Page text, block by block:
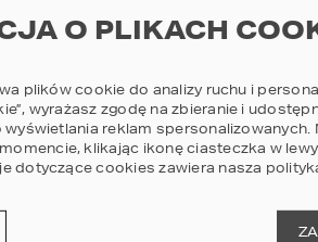
O PLIKACH
plików cookie do analizy ruchu i
wyrażasz zgodę na zbieranie i
wyświetlania reklam spersonalizowanych.
klikając ikonę ciasteczka w
dotyczące cookies zawiera nasza